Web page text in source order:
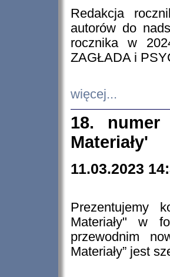
Redakcja
autorów do
rocznika w
ZAGŁADA i
więcej...
18. numer
Materiały'
11.03.2023
Prezentujemy
Materiały" w
przewodnim
Materiały” jest